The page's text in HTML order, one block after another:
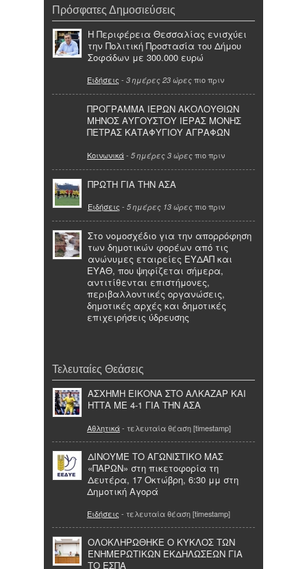
Πρόσφατες Δημοσιεύσεις
Η Περιφέρεια Θεσσαλίας ενισχύει
την Πολιτική Προστασία του Δήμου
Σοφάδων με 300.000 ευρώ
Ειδήσεις - 3 ημέρες 23 ώρες πιο πριν
ΠΡΟΓΡΑΜΜΑ ΙΕΡΩΝ ΑΚΟΛΟΥΘΙΩΝ
ΜΗΝΟΣ ΑΥΓΟΥΣΤΟΥ ΙΕΡΑΣ ΜΟΝΗΣ
ΠΕΤΡΑΣ ΚΑΤΑΦΥΓΙΟΥ ΑΓΡΑΦΩΝ
Κοινωνικά- 5 ημέρες 3 ώρες πιο πριν
ΠΡΩΤΗ ΓΙΑ ΤΗΝ ΑΣΑ
Ειδήσεις - 5 ημέρες 13 ώρες πιο πριν
Στο νομοσχέδιο για την απορρόφηση
των δημοτικών φορέων από τις
ανώνυμες εταιρείες ΕΥΔΑΠ και
ΕΥΑΘ, που ψηφίζεται σήμερα,
αντιτίθενται επιστήμονες,
περιβαλλοντικές οργανώσεις,
δημοτικές αρχές και δημοτικές
επιχειρήσεις ύδρευσης
Τελευταίες Θεάσεις
ΑΣΧΗΜΗ ΕΙΚΟΝΑ ΣΤΟ ΑΛΚΑΖΑΡ ΚΑΙ
ΗΤΤΑ ΜΕ 4-1 ΓΙΑ ΤΗΝ ΑΣΑ
Αθλητικά- τελευταία θέαση [timestamp]
ΔΙΝΟΥΜΕ ΤΟ ΑΓΩΝΙΣΤΙΚΟ ΜΑΣ
«ΠΑΡΩΝ» στη πικετοφορία τη
Δευτέρα, 17 Οκτώβρη, 6:30 μμ στη
Δημοτική Αγορά
Ειδήσεις - τελευταία θέαση [timestamp]
ΟΛΟΚΛΗΡΩΘΗΚΕ Ο ΚΥΚΛΟΣ ΤΩΝ
ΕΝΗΜΕΡΩΤΙΚΩΝ ΕΚΔΗΛΩΣΕΩΝ ΓΙΑ
ΤΟ ΕΣΠΑ